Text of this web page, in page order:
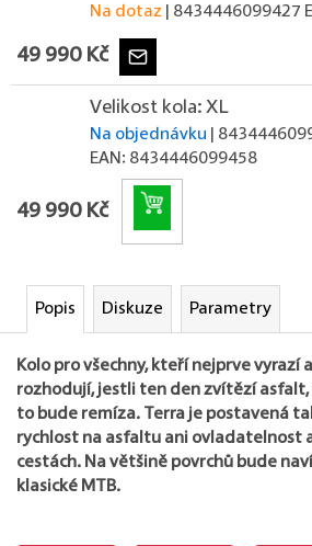
Na dotaz | 8434446099427
49 990 Kč
Velikost kola: XL
Na objednávku
|
EAN: 8434446099458
49 990 Kč
Popis Diskuze Parametry
Kolo pro všechny, kteří nejprve vyrazí
rozhodují, jestli ten den zvítězí
to bude remíza. Terra je postavená
rychlost na asfaltu ani ovladatelnost
cestách. Na většině povrchů bude
klasické MTB.